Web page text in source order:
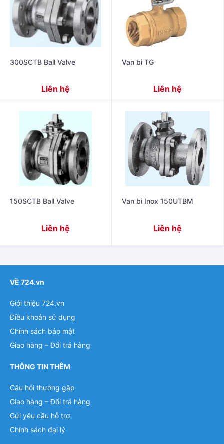
300SCTB Ball Valve
Liên hệ
Van bi TG
Liên hệ
150SCTB Ball Valve
Liên hệ
Van bi Inox 150UTBM
Liên hệ
VỀ 724.vn
Giới thiệu 724.vn
Điều khoản sử dụng
Chính sách bảo mật
Giao hàng – Đổi trả hàng
THÔNG TIN THÊM
Câu hỏi thường gặp
Giao hàng – Đổi trả hàng
Gửi yêu cầu hỗ trợ
Chính sách đại lý